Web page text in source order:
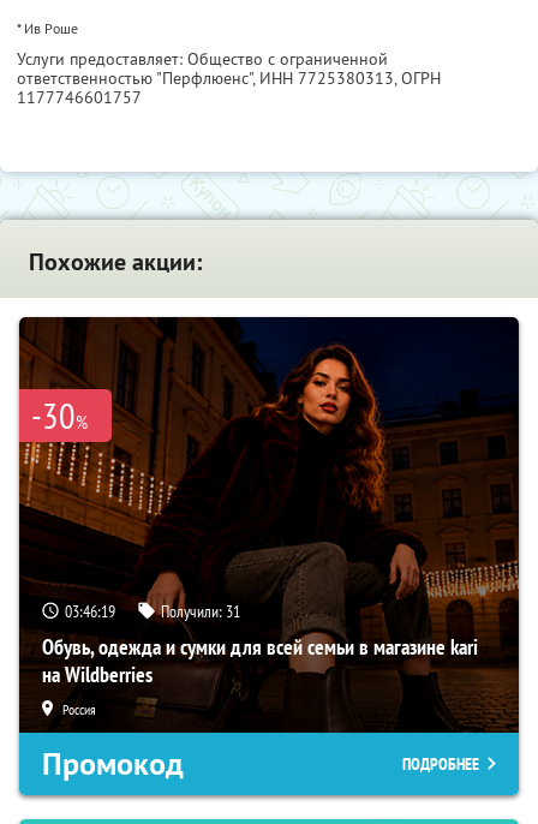
* Ив Роше
Услуги предоставляет: Общество с ограниченной
ответственностью "Перфлюенс", ИНН 7725380313, ОГРН
1177746601757
Похожие акции:
-30%
03:46:18 Получили: 31
Обувь, одежда и сумки для всей семьи в магазине kari
на Wildberries
Россия
Промокод ПОДРОБНЕЕ